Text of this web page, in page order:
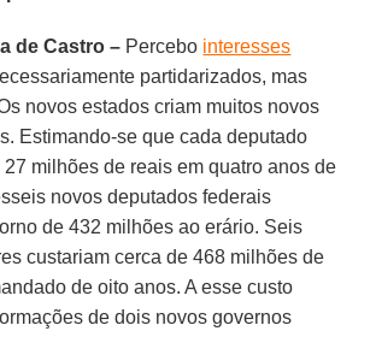
de Castro – Percebo interesses
partidarizados, mas
novos estados criam muitos novos
Estimando-se que cada deputado
milhões de reais em quatro anos de
novos deputados federais
de 432 milhões ao erário. Seis
custariam cerca de 468 milhões de
de oito anos. A esse custo
de dois novos governos